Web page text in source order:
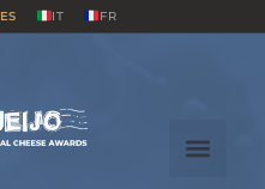
ES IT FR